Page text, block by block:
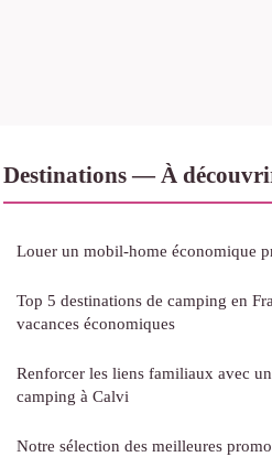
Destinations — À
Louer un mobil-home économique
Top 5 destinations de camping en
vacances économiques
Renforcer les liens familiaux avec
camping à Calvi
Notre sélection des meilleures